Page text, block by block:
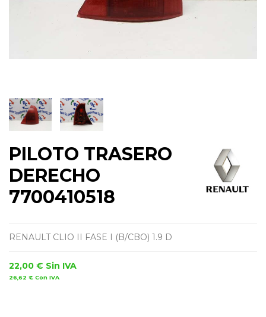
PILOTO TRASERO
DERECHO
7700410518
RENAULT CLIO II FASE I (B/CBO) 1.9 D
22,00 € Sin IVA
26,62 € Con IVA